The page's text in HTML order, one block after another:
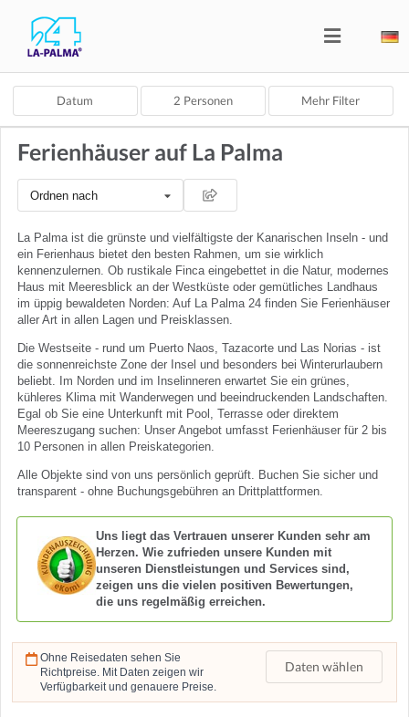
Datum 2 Personen Mehr Filter
Ferienhäuser auf La Palma
Ordnen nach
La Palma ist die grünste und vielfältigste der Kanarischen Inseln - und
ein Ferienhaus bietet den besten Rahmen, um sie wirklich
kennenzulernen. Ob rustikale Finca eingebettet in die Natur, modernes
Haus mit Meeresblick an der Westküste oder gemütliches Landhaus
im üppig bewaldeten Norden: Auf La Palma 24 finden Sie Ferienhäuser
aller Art in allen Lagen und Preisklassen.
Die Westseite - rund um Puerto Naos, Tazacorte und Las Norias - ist
die sonnenreichste Zone der Insel und besonders bei Winterurlaubern
beliebt. Im Norden und im Inselinneren erwartet Sie ein grünes,
kühleres Klima mit Wanderwegen und beeindruckenden Landschaften.
Egal ob Sie eine Unterkunft mit Pool, Terrasse oder direktem
Meereszugang suchen: Unser Angebot umfasst Ferienhäuser für 2 bis
10 Personen in allen Preiskategorien.
Alle Objekte sind von uns persönlich geprüft. Buchen Sie sicher und
transparent - ohne Buchungsgebühren an Drittplattformen.
Uns liegt das Vertrauen unserer Kunden sehr am
Herzen. Wie zufrieden unsere Kunden mit
unseren Dienstleistungen und Services sind,
zeigen uns die vielen positiven Bewertungen,
die uns regelmäßig erreichen.
Ohne Reisedaten sehen Sie
Richtpreise. Mit Daten zeigen wir
Verfügbarkeit und genauere Preise.
Daten wählen